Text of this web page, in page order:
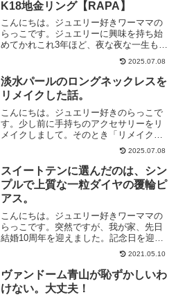
K18地金リング【RAPA】
こんにちは。ジュエリー好きワーママの
らっこです。ジュエリーに興味を持ち始
めてかれこれ3年ほど、夜な夜な一生もの
ジュエリーを探しています。いわゆる
「ブランドものジュエリー」ではない、
無名でもデザインがよくてコスパ高いジ
ュエリーが好きです。今日...
2025.07.08
淡水パールのロングネックレスを
リメイクした話。
こんにちは。ジュエリー好きのらっこで
す。少し前に手持ちのアクセサリーをリ
メイクしまして。そのとき「リメイクっ
て、いいなあ」と、すごく感動したので
す。らっこ今回は、その記録を書きたい
と思います！といっても、アホすぎるこ
とにBeforeの写真を...
2025.07.08
スイートテンに選んだのは、シン
プルで上質な一粒ダイヤの覆輪ピ
アス。
こんにちは。ジュエリー好きワーママの
らっこです。突然ですが、我が家、先日
結婚10周年を迎えました。記念日を迎え
るにあたり、1年ほど前からずっと探して
いたのがスイートテン。最近ではスイー
トテンのジュエリーを買わない人も増え
てきているそうですが...
2021.05.10
ヴァンドーム青山が恥ずかしいわ
けない。大丈夫！